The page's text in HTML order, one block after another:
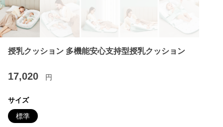
授乳クッション 多機能安心支持型授乳クッション
17,020 円
サイズ
標準